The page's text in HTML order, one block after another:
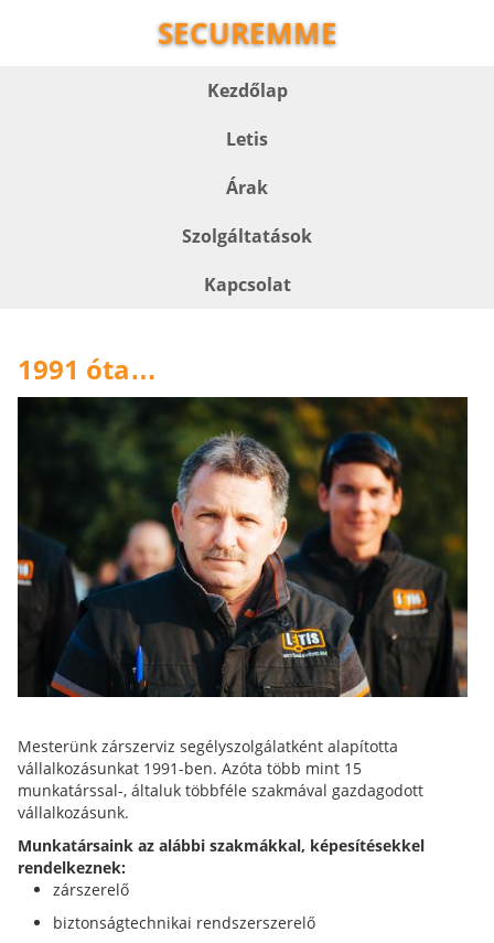
SECUREMME
Kezdőlap
Letis
Árak
Szolgáltatások
Kapcsolat
1991 óta…
Mesterünk zárszerviz segélyszolgálatként alapította
vállalkozásunkat 1991-ben. Azóta több mint 15
munkatárssal-, általuk többféle szakmával gazdagodott
vállalkozásunk.
Munkatársaink az alábbi szakmákkal, képesítésekkel
rendelkeznek:
zárszerelő
biztonságtechnikai rendszerszerelő